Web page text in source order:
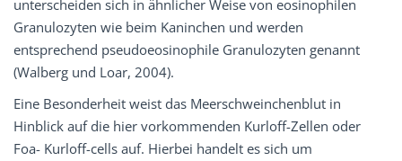
unterscheiden sich in ähnlicher Weise von eosinophilen
Granulozyten wie beim Kaninchen und werden
entsprechend pseudoeosinophile Granulozyten genannt
(Walberg und Loar, 2004).
Eine Besonderheit weist das Meerschweinchenblut in
Hinblick auf die hier vorkommenden Kurloff-Zellen oder
Foa- Kurloff-cells auf. Hierbei handelt es sich um